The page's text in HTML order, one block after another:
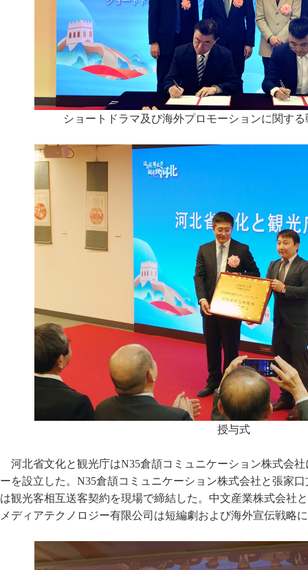
ショートドラマ及び海外プロモーションに関す
授与式
河北省文化と観光庁はN35倉頡コミュニケーション株式会
ーを設立した。N35倉頡コミュニケーション株式会社と張家
は観光客相互送客契約を現場で締結した。中文産業株式会社
メディアテクノロジー有限公司は短編劇および海外宣伝戦略